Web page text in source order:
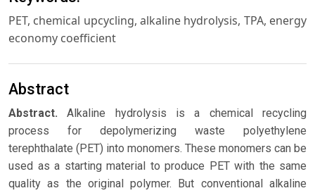
PET, chemical upcycling, alkaline hydrolysis, TPA, energy
economy coefficient
Abstract
Abstract. Alkaline hydrolysis is a chemical recycling
process for depolymerizing waste polyethylene
terephthalate (PET) into monomers. These monomers can be
used as a starting material to produce PET with the same
quality as the original polymer. But conventional alkaline